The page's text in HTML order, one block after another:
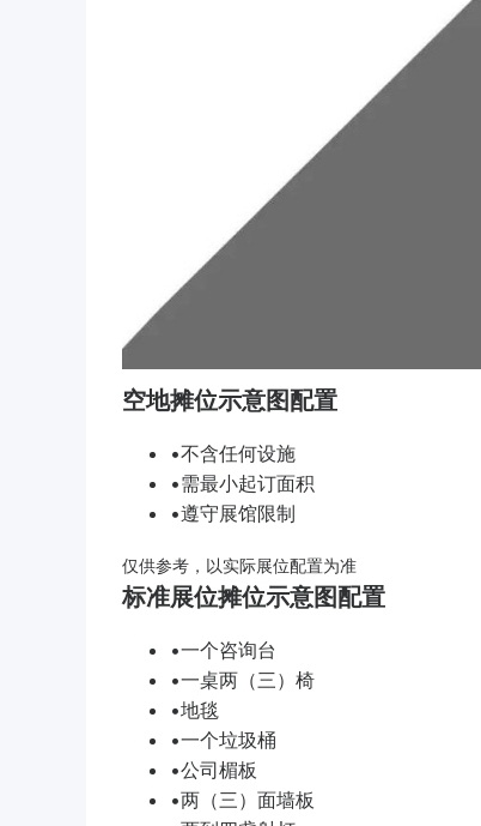
空地摊位示意图配置
•不含任何设施
•需最小起订面积
•遵守展馆限制
仅供参考，以实际展位配置为准
标准展位摊位示意图配置
•一个咨询台
•一桌两（三）椅
•地毯
•一个垃圾桶
•公司楣板
•两（三）面墙板